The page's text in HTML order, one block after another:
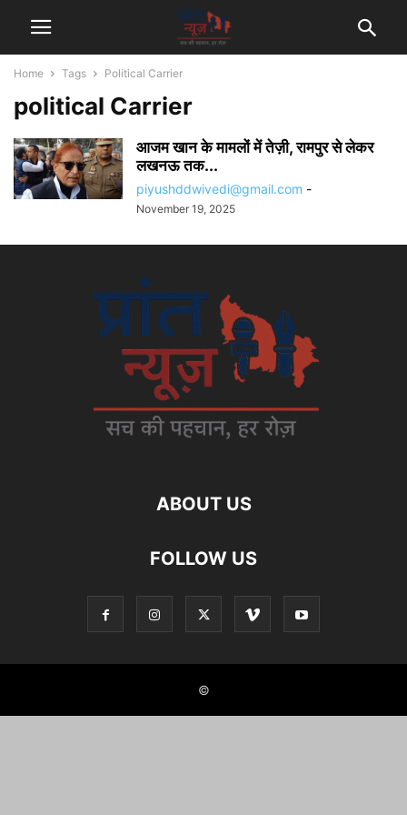
Home Tags Political Carrier
political Carrier
आजम खान के मामलों में तेज़ी, रामपुर से लेकर
लखनऊ तक...
piyushddwivedi@gmail.com -
November 19, 2025
ABOUT US
FOLLOW US
©